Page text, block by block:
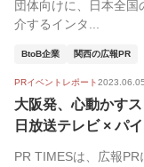
団体向けに、日本全
介するインタ...
BtoB企業 関西の広報PR
PRイベントレポート2023.06.05
大阪発、心動かす
日放送テレビ × パ
PR TIMESは、広報